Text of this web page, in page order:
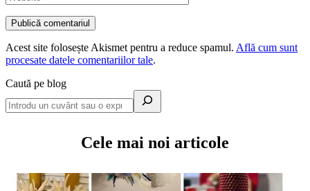
Acest site folosește Akismet pentru a reduce spamul. Află cum sunt
procesate datele comentariilor tale.
Caută pe blog
Cele mai noi articole